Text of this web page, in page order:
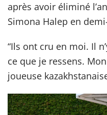
après avoir éliminé
Simona Halep en
“Ils ont cru en moi. Il
ce que je ressens.
joueuse